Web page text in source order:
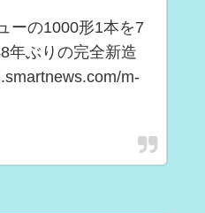
ーの1000形1本を7
年ぶりの完全新造
m-